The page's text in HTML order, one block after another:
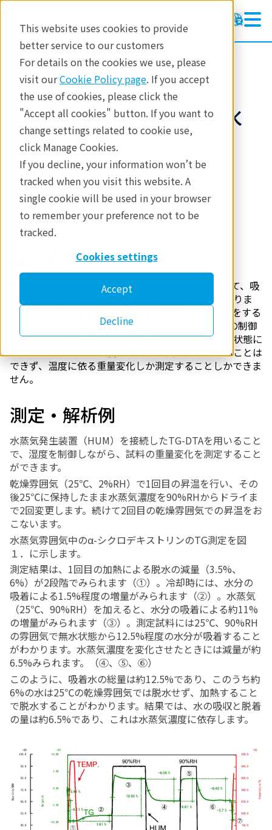
This website uses cookies to provide
better service to our customers
For details on the cookies we use, please
visit ourCookie Policy page. If you accept
the use of cookies, please click the
"Accept all cookies" button. If you want to
change settings related to cookie use,
click Manage Cookies.
If you decline, your information won’t be
tracked when you visit this website. A
single cookie will be used in your browser
to remember your preference not to be
tracked.
Cookies settings
Accept
Decline
製品 熱分析
STA (TG-DSC)
アプリケーションノート
有機化合物の吸水と脱水
挙動
アプリケーションノート B-TA1003
はじめに
試薬によっては吸湿性をもつものがあります。そして、吸
着した水にも結合力が強い水と結合力が弱い水がありま
す。これは、湿度制御や温度制御をすることで判断をする
ことができます。しかし、通常の
では湿度の制御
ができないため、多湿から乾燥、逆に乾燥から多湿状態に
したときといった、湿度に依る重量変化を測定することは
できず、温度に依る重量変化しか測定することしかできま
せん。
測定・解析例
水蒸気発生装置（HUM）を接続したTG-DTAを用いること
で、湿度を制御しながら、試料の重量変化を測定すること
ができます。
乾燥雰囲気（25℃、 2%RH）で1回目の昇温を行い、その
後25℃に保持したまま水蒸気濃度を90%RHからドライま
で2回変更します。続けて2回目の乾燥雰囲気での昇温をお
こないます。
水蒸気雰囲気中のα-シクロデキストリンのTG測定を図
１．に示します。
測定結果は、 1回目の加熱による脱水の減量（3.5%、
6%）が2段階でみられます（①）。冷却時には、水分の
吸着による1.5%程度の増量がみられます（②）。水蒸気
（25℃、 90%RH）を加えると、水分の吸着による約11%
の増量がみられます（③）。測定試料には25℃、 90%RH
の雰囲気で無水状態から12.5%程度の水分が吸着すること
がわかります。水蒸気濃度を変化させたときには減量が約
6.5%みられます。（④、⑤、⑥）
このように、吸着水の総量は約12.5%であり、このうち約
6%の水は25℃の乾燥雰囲気では脱水せず、加熱すること
で脱水することがわかります。結果では、水の吸収と脱着
の量は約6.5%であり、これは水蒸気濃度に依存します。